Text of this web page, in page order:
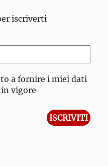
iscriverti
a fornire i miei dati
vigore